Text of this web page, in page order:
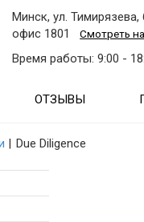
Минск, ул. Тимирязева,
офис 1801
Смотреть
Время работы: 9:00 -
услуги
ОТЗЫВЫ
| Due Diligence